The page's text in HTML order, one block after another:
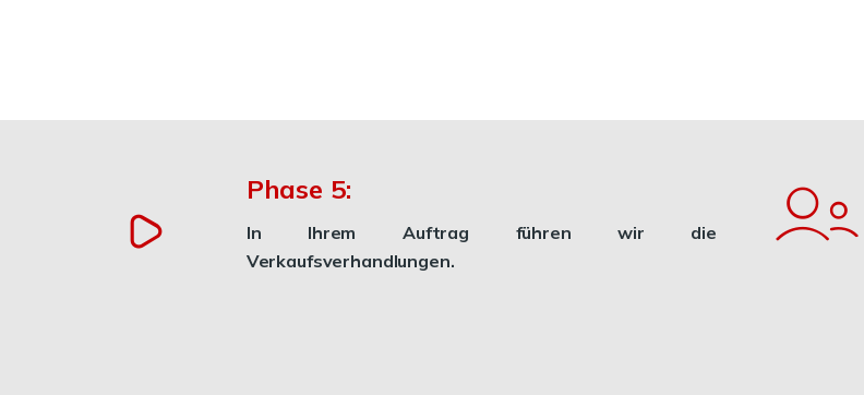
Phase 5:
In Ihrem Auftrag führen wir die
Verkaufsverhandlungen.